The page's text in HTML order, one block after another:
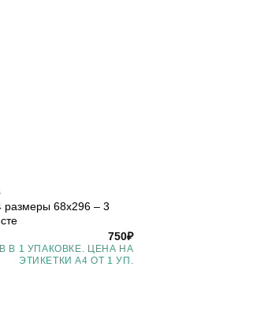
размеры 68х296 – 3
750₽
В 1 УПАКОВКЕ. ЦЕНА НА
ЭТИКЕТКИ А4 ОТ 1 УП.